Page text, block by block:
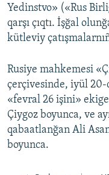
Yedinstvo» («Rus
qarşı çıqtı. İşğal
kütleviy
Rusiye mahkemesi
çerçivesinde, iyül 20-
«fevral 26 işini»
Çiygoz boyunca, ve
qabaatlanğan Ali
boyunca.